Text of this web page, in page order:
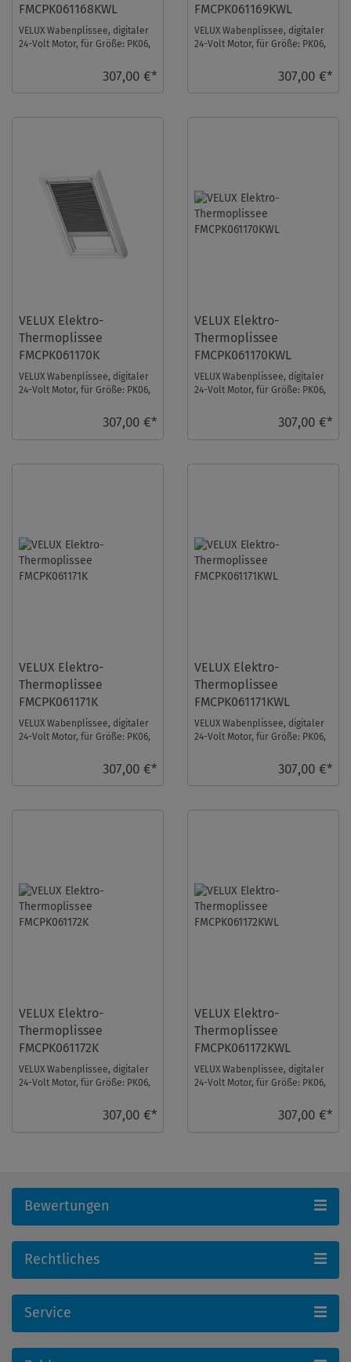
FMCPK061168KWL
VELUX Wabenplissee, digitaler
24-Volt Motor, für Größe: PK06,
307,00 €*
FMCPK061169KWL
VELUX Wabenplissee, digitaler
24-Volt Motor, für Größe: PK06,
307,00 €*
VELUX Elektro-
Thermoplissee
FMCPK061170K
VELUX Wabenplissee, digitaler
24-Volt Motor, für Größe: PK06,
307,00 €*
VELUX Elektro-
Thermoplissee
FMCPK061170KWL
VELUX Wabenplissee, digitaler
24-Volt Motor, für Größe: PK06,
307,00 €*
VELUX Elektro-
Thermoplissee
FMCPK061171K
VELUX Wabenplissee, digitaler
24-Volt Motor, für Größe: PK06,
307,00 €*
VELUX Elektro-
Thermoplissee
FMCPK061171KWL
VELUX Wabenplissee, digitaler
24-Volt Motor, für Größe: PK06,
307,00 €*
VELUX Elektro-
Thermoplissee
FMCPK061172K
VELUX Wabenplissee, digitaler
24-Volt Motor, für Größe: PK06,
307,00 €*
VELUX Elektro-
Thermoplissee
FMCPK061172KWL
VELUX Wabenplissee, digitaler
24-Volt Motor, für Größe: PK06,
307,00 €*
Bewertungen
Rechtliches
Service